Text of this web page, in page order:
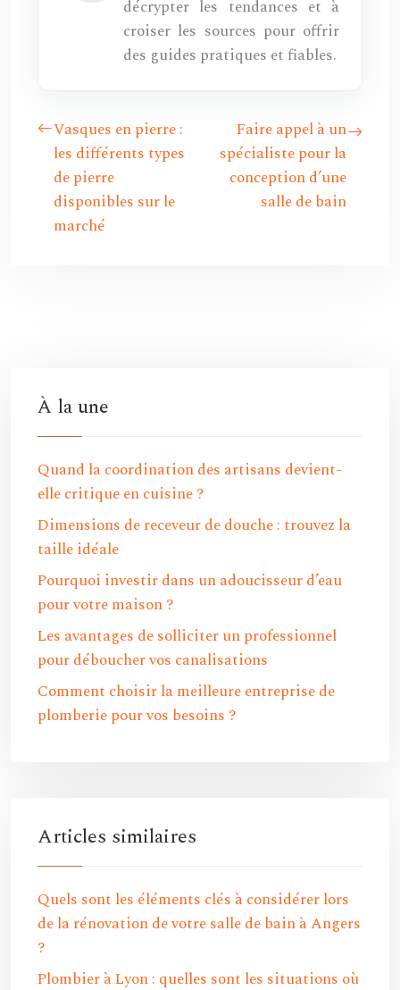
décrypter les tendances et à
croiser les sources pour offrir
des guides pratiques et fiables.
Vasques en pierre :
les différents types
de pierre
disponibles sur le
marché
Faire appel à un
spécialiste pour la
conception d’une
salle de bain
À la une
Quand la coordination des artisans devient-
elle critique en cuisine ?
Dimensions de receveur de douche : trouvez la
taille idéale
Pourquoi investir dans un adoucisseur d’eau
pour votre maison ?
Les avantages de solliciter un professionnel
pour déboucher vos canalisations
Comment choisir la meilleure entreprise de
plomberie pour vos besoins ?
Articles similaires
Quels sont les éléments clés à considérer lors
de la rénovation de votre salle de bain à Angers
?
Plombier à Lyon : quelles sont les situations où